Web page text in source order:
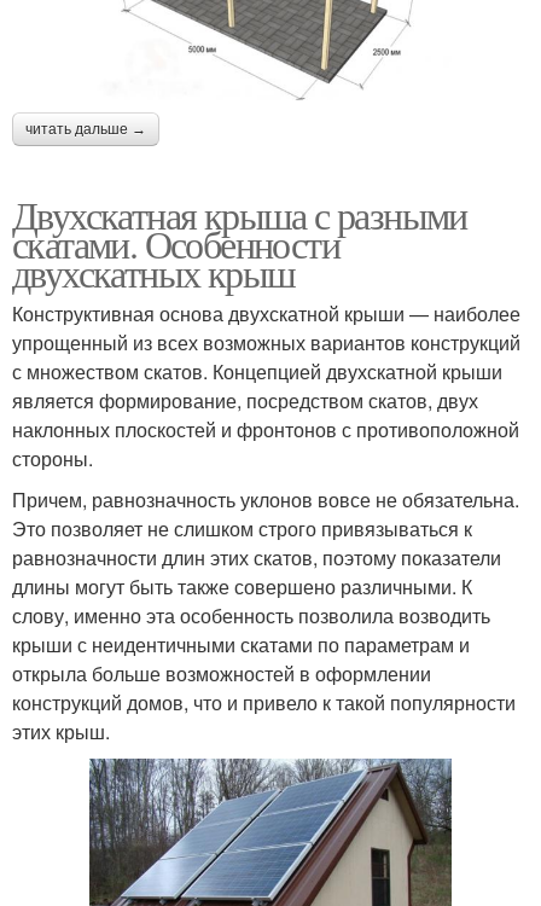
читать дальше →
Двухскатная крыша с разными
скатами. Особенности
двухскатных крыш
Конструктивная основа двухскатной крыши — наиболее
упрощенный из всех возможных вариантов конструкций
с множеством скатов. Концепцией двухскатной крыши
является формирование, посредством скатов, двух
наклонных плоскостей и фронтонов с противоположной
стороны.
Причем, равнозначность уклонов вовсе не обязательна.
Это позволяет не слишком строго привязываться к
равнозначности длин этих скатов, поэтому показатели
длины могут быть также совершено различными. К
слову, именно эта особенность позволила возводить
крыши с неидентичными скатами по параметрам и
открыла больше возможностей в оформлении
конструкций домов, что и привело к такой популярности
этих крыш.